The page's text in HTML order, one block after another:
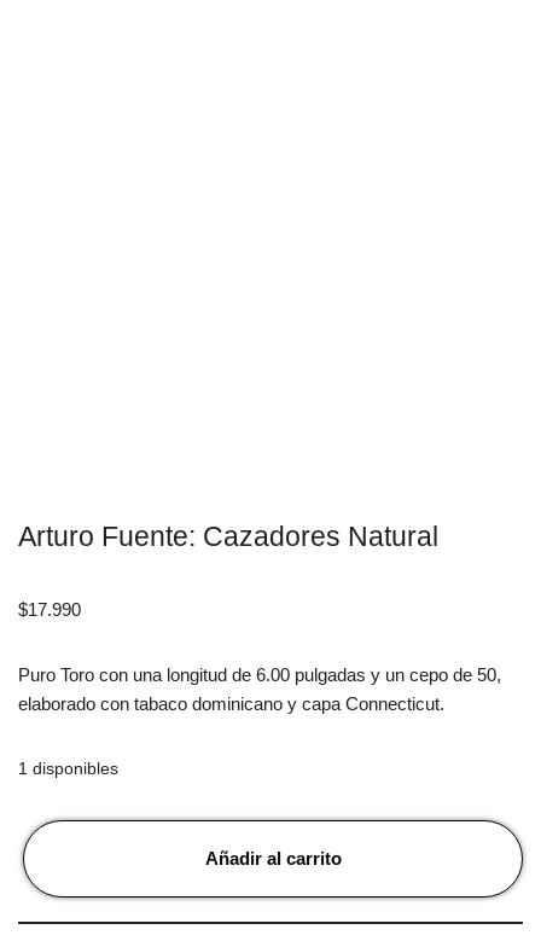
Arturo Fuente: Cazadores Natural
$17.990
Puro Toro con una longitud de 6.00 pulgadas y un cepo de 50,
elaborado con tabaco dominicano y capa Connecticut.
1 disponibles
Añadir al carrito